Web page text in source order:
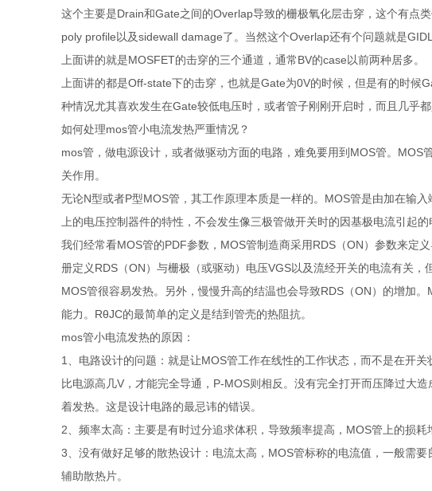
这个主要是Drain和Gate之间的Overlap导致的栅极氧化层击穿，这个有点
poly profile以及sidewall damage了。当然这个Overlap还有个问题就是
上面讲的就是MOSFET的击穿的三个通道，通常BV的case以前两种居多。
上面讲的都是Off-state下的击穿，也就是Gate为0V的时候，但是有的时
种情况尤其喜欢发生在Gate较低电压时，或者管子刚刚开启时，而且几乎
如何处理mos管小电流发热严重情况？
mos管，做电源设计，或者做驱动方面的电路，难免要用到MOS管。
关作用。
无论N型或者P型MOS管，其工作原理本质是一样的。MOS管是由加在输
上的电压控制器件的特性，不会发生像三极管做开关时的因基极电流引起
我们经常看MOS管的PDF参数，MOS管制造商采用RDS（ON）参数来定
册定义RDS（ON）与栅极（或驱动）电压VGS以及流经开关的电流有关
MOS管很容易发热。另外，慢慢升高的结温也会导致RDS（ON）的增加
能力。RθJC的最简单的定义是结到管壳的热阻抗。
mos管小电流发热的原因：
1、电路设计的问题：就是让MOS管工作在线性的工作状态，而不是在开
比电源高几V，才能完全导通，P-MOS则相反。没有完全打开而压降过大
着发热。这是设计电路的最忌讳的错误。
2、频率太高：主要是有时过分追求体积，导致频率提高，MOS管上的损耗
3、没有做好足够的散热设计：电流太高，MOS管标称的电流值，一般需
辅助散热片。